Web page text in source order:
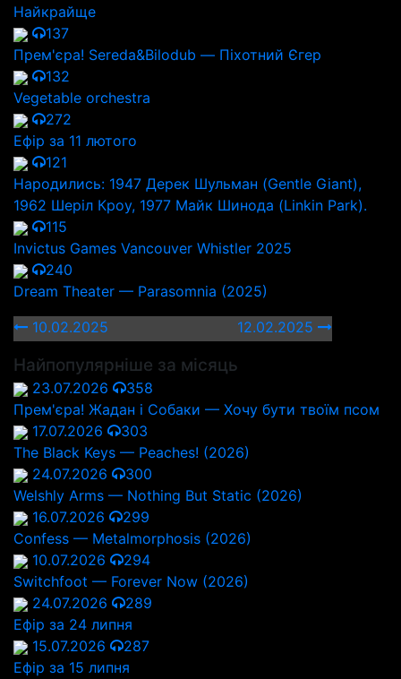
Найкрайще
137
Прем'єра! Sereda&Bilodub — Піхотний Єгер
132
Vegetable orchestra
272
Ефір за 11 лютого
121
Народились: 1947 Дерек Шульман (Gentle Giant),
1962 Шеріл Кроу, 1977 Майк Шинода (Linkin Park).
115
Invictus Games Vancouver Whistler 2025
240
Dream Theater — Parasomnia (2025)
10.02.2025
12.02.2025
Найпопулярніше за місяць
23.07.2026
358
Прем'єра! Жадан і Собаки — Хочу бути твоїм псом
17.07.2026
303
The Black Keys — Peaches! (2026)
24.07.2026
300
Welshly Arms — Nothing But Static (2026)
16.07.2026
299
Confess — Metalmorphosis (2026)
10.07.2026
294
Switchfoot — Forever Now (2026)
24.07.2026
289
Ефір за 24 липня
15.07.2026
287
Ефір за 15 липня